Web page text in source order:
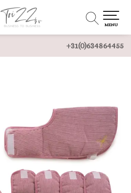
+31(0)634864455
MENU